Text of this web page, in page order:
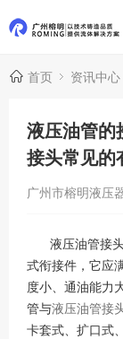
首页 资讯中心
液压油管的
接头常见的
广州市榕明液压
液压油管接头
式衔接件，它应
度小、通油能力
管与液压油管接
卡套式、扩口式